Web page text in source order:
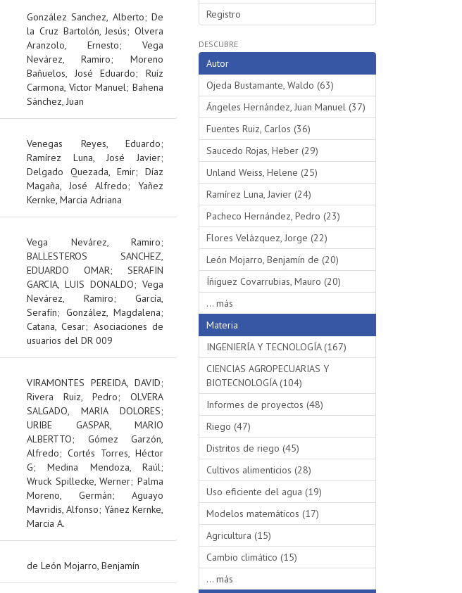
González Sanchez, Alberto;De
la Cruz Bartolón, Jesús; Olvera
Aranzolo, Ernesto; Vega
Nevárez, Ramiro; Moreno
Bañuelos, José Eduardo;Ruíz
Carmona, Víctor Manuel;Bahena
Sánchez, Juan
Venegas Reyes, Eduardo;
Ramírez Luna, José Javier;
Delgado Quezada, Emir; Díaz
Magaña, José Alfredo; Yañez
Kernke, Marcia Adriana
Vega Nevárez, Ramiro;
BALLESTEROS SANCHEZ,
EDUARDO OMAR; SERAFIN
GARCIA, LUIS DONALDO; Vega
Nevárez, Ramiro; García,
Serafín; González, Magdalena;
Catana, Cesar; Asociaciones de
usuarios del DR 009
VIRAMONTES PEREIDA, DAVID;
Rivera Ruiz, Pedro; OLVERA
SALGADO, MARIA DOLORES;
URIBE GASPAR, MARIO
ALBERTTO; Gómez Garzón,
Alfredo; Cortés Torres, Héctor
G;Medina Mendoza, Raúl;
Wruck Spillecke, Werner;Palma
Moreno, Germán; Aguayo
Mavridis, Alfonso; Yánez Kernke,
Marcia A.
de León Mojarro, Benjamín
Registro
DESCUBRE
Autor
Ojeda Bustamante, Waldo (63)
Ángeles Hernández, Juan Manuel (37)
Fuentes Ruiz, Carlos (36)
Saucedo Rojas, Heber (29)
Unland Weiss, Helene (25)
Ramírez Luna, Javier (24)
Pacheco Hernández, Pedro (23)
Flores Velázquez, Jorge (22)
León Mojarro, Benjamín de (20)
Íñiguez Covarrubias, Mauro (20)
... más
Materia
INGENIERÍA Y TECNOLOGÍA (167)
CIENCIAS AGROPECUARIAS Y
BIOTECNOLOGÍA (104)
Informes de proyectos (48)
Riego (47)
Distritos de riego (45)
Cultivos alimenticios (28)
Uso eficiente del agua (19)
Modelos matemáticos (17)
Agricultura (15)
Cambio climático (15)
... más